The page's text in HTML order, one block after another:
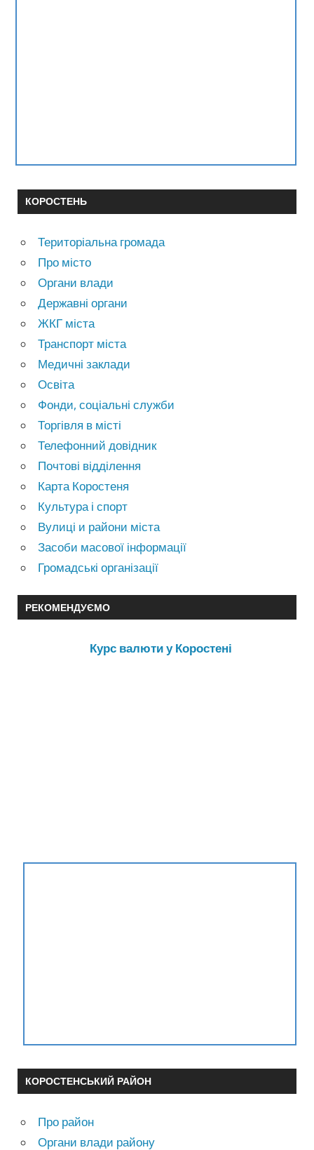
КОРОСТЕНЬ
Територіальна громада
Про місто
Органи влади
Державні органи
ЖКГ міста
Транспорт міста
Медичні заклади
Освіта
Фонди, соціальні служби
Торгівля в місті
Телефонний довідник
Почтові відділення
Карта Коростеня
Культура і спорт
Вулиці и райони міста
Засоби масової інформації
Громадські організації
РЕКОМЕНДУЄМО
Курс валюти у Коростені
КОРОСТЕНСЬКИЙ РАЙОН
Про район
Органи влади району